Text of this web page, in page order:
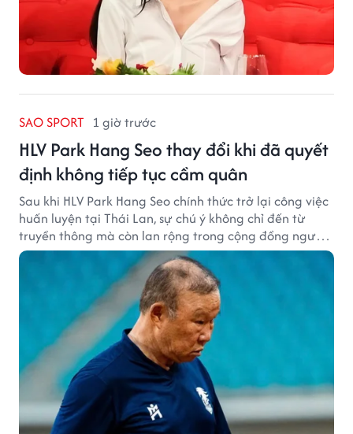
SAO SPORT 1 giờ trước
HLV Park Hang Seo thay đổi khi đã quyết
định không tiếp tục cầm quân
Sau khi HLV Park Hang Seo chính thức trở lại công việc
huấn luyện tại Thái Lan, sự chú ý không chỉ đến từ
truyền thông mà còn lan rộng trong cộng đồng người
hâm mộ bóng đá nước này.